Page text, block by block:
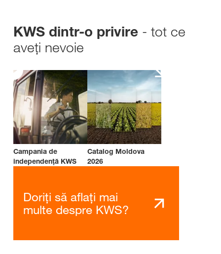
KWS dintr-o privire - tot ce
aveți nevoie
Campania de
independenţă KWS
Catalog Moldova
2026
Doriți să aflați mai
multe despre KWS?